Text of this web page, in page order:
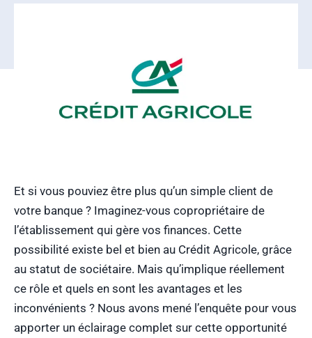
Et si vous pouviez être plus qu’un simple client de
votre banque ? Imaginez-vous copropriétaire de
l’établissement qui gère vos finances. Cette
possibilité existe bel et bien au Crédit Agricole, grâce
au statut de sociétaire. Mais qu’implique réellement
ce rôle et quels en sont les avantages et les
inconvénients ? Nous avons mené l’enquête pour vous
apporter un éclairage complet sur cette opportunité